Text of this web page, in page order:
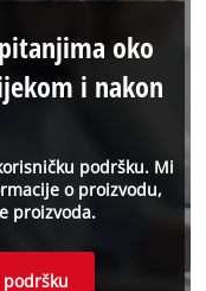
podršku. Mi
o proizvodu,
proizvoda.
oko
i nakon